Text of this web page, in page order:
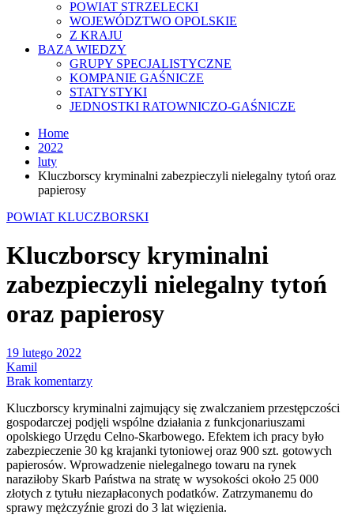
POWIAT STRZELECKI
WOJEWÓDZTWO OPOLSKIE
Z KRAJU
BAZA WIEDZY
GRUPY SPECJALISTYCZNE
KOMPANIE GAŚNICZE
STATYSTYKI
JEDNOSTKI RATOWNICZO-GAŚNICZE
Home
2022
luty
Kluczborscy kryminalni zabezpieczyli nielegalny tytoń oraz
papierosy
POWIAT KLUCZBORSKI
Kluczborscy kryminalni
zabezpieczyli nielegalny tytoń
oraz papierosy
19 lutego 2022
Kamil
Brak komentarzy
Kluczborscy kryminalni zajmujący się zwalczaniem przestępczości
gospodarczej podjęli wspólne działania z funkcjonariuszami
opolskiego Urzędu Celno-Skarbowego. Efektem ich pracy było
zabezpieczenie 30 kg krajanki tytoniowej oraz 900 szt. gotowych
papierosów. Wprowadzenie nielegalnego towaru na rynek
naraziłoby Skarb Państwa na stratę w wysokości około 25 000
złotych z tytułu niezapłaconych podatków. Zatrzymanemu do
sprawy mężczyźnie grozi do 3 lat więzienia.